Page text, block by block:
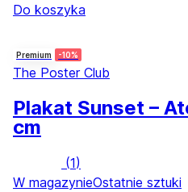
Do koszyka
Premium -10%
The Poster Club
Plakat Sunset –
cm
(1)
W magazynieOstatnie sztuki